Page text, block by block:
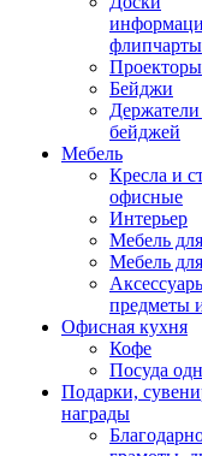
флипчарты
Проекторы
Бейджи
Держатели
бейджей
Мебель
Кресла и
офисные
Интерьер
Мебель
Мебель
предметы
Офисная кухня
Кофе
Посуда
Подарки,
награды